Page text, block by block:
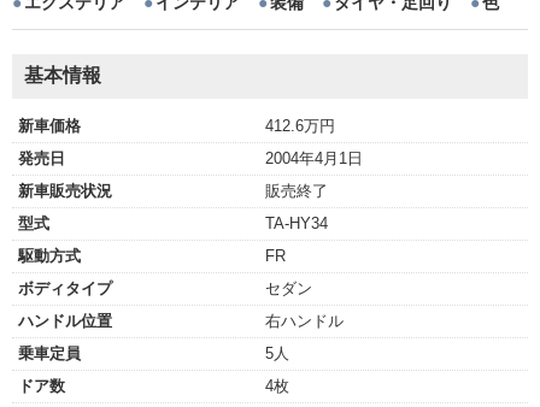
基本情報
新車価格
412.6万円
発売日
2004年4月1日
新車販売状況
販売終了
型式
TA-HY34
駆動方式
FR
ボディタイプ
セダン
ハンドル位置
右ハンドル
乗車定員
5人
ドア数
4枚